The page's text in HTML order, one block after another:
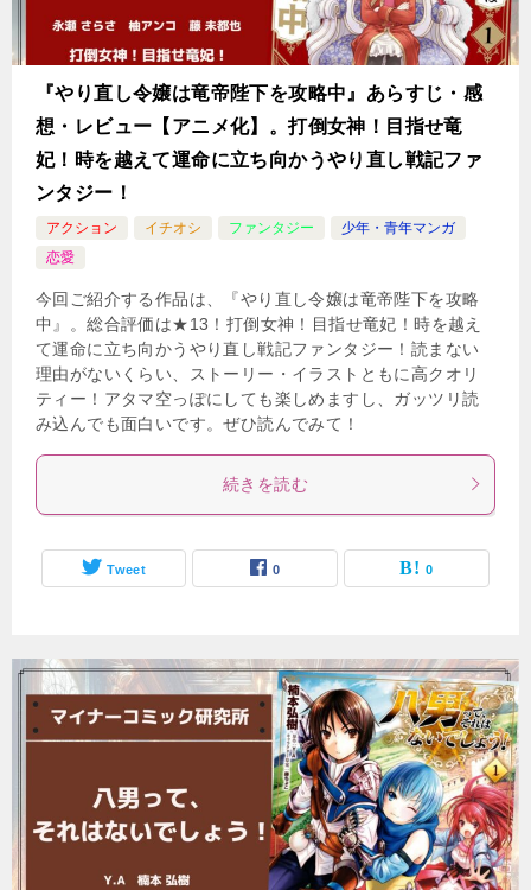
『やり直し令嬢は竜帝陛下を攻略中』あらすじ・感
想・レビュー【アニメ化】。打倒女神！目指せ竜
妃！時を越えて運命に立ち向かうやり直し戦記ファ
ンタジー！
アクション イチオシ ファンタジー
少年・青年マンガ
恋愛
今回ご紹介する作品は、『やり直し令嬢は竜帝陛下を攻略
中』。総合評価は★13！打倒女神！目指せ竜妃！時を越え
て運命に立ち向かうやり直し戦記ファンタジー！読まない
理由がないくらい、ストーリー・イラストともに高クオリ
ティー！アタマ空っぽにしても楽しめますし、ガッツリ読
み込んでも面白いです。ぜひ読んでみて！
続きを読む
Tweet 0 0